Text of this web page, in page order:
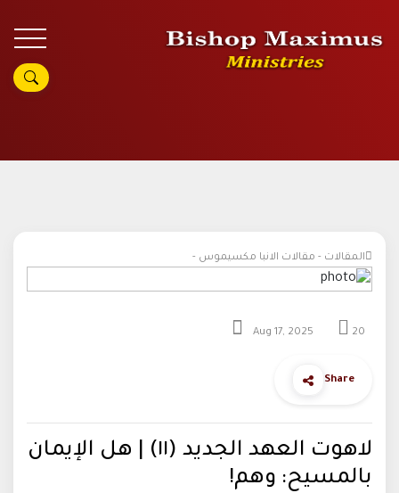
المقالات - مقالات الانبا مكسيموس -
Aug 17, 2025 20
Share
لاهوت العهد الجديد (١١) | هل الإيمان
بالمسيح: وهم!